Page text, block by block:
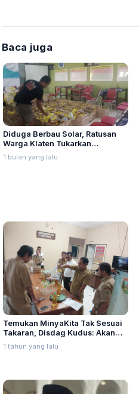
Baca juga
Diduga Berbau Solar, Ratusan
Warga Klaten Tukarkan
MinyaKita Bantuan Pemerintah
1 bulan yang lalu
Temukan MinyaKita Tak Sesuai
Takaran, Disdag Kudus: Akan
Kami Laporkan ke Kementerian
1 tahun yang lalu